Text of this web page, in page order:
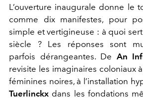
L’ouverture inaugurale donne le
comme dix manifestes, pour
simple et vertigineuse : à quoi
siècle ? Les réponses sont
parfois dérangeantes. De An
revisite les imaginaires coloniaux
féminines noires, à l’installation
Tuerlinckx dans les fondations